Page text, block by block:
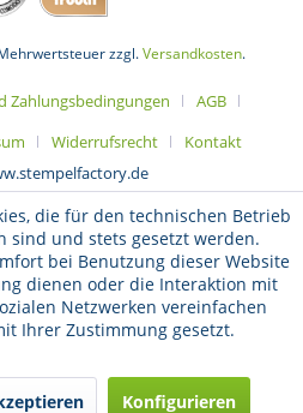
zzgl.Versandkosten.
Zahlungsbedingungen
AGB
Widerrufsrecht
Kontakt
die für den technischen Betrieb
sind und stets gesetzt werden.
bei Benutzung dieser Website
dienen oder die Interaktion mit
Netzwerken vereinfachen
Ihrer Zustimmung gesetzt.
Konfigurieren